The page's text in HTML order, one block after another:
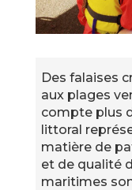
Des falaises
aux plages
compte plus
littoral
matière de
et de qualité
maritimes